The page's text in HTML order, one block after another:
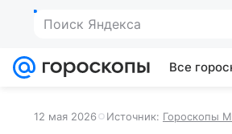
Поиск Яндекса
Все
12 мая 2026 Источник: Гороскопы